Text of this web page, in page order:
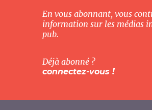
En vous abonnant, vous
information sur les médias
pub.
Déjà abonné ?
connectez-vous !